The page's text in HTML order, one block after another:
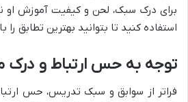
برای درک سبک، لحن و کیفیت آموزش او
استفاده کنید تا بتوانید بهترین تطابق را
توجه به حس ارتباط و درک
فراتر از سوابق و سبک تدریس، حس